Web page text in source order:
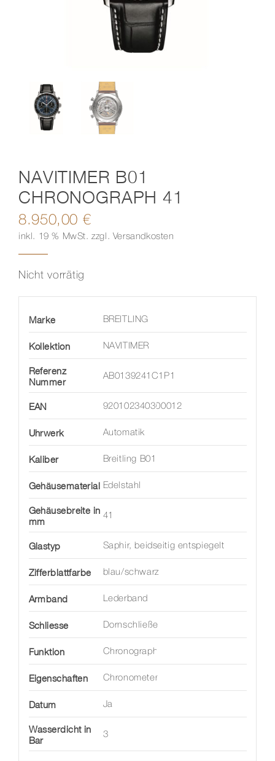
NAVITIMER B01
CHRONOGRAPH 41
8.950,00 €
inkl. 19 % MwSt. zzgl. Versandkosten
Nicht vorrätig
Marke BREITLING
Kollektion NAVITIMER
Referenz
Nummer
AB0139241C1P1
EAN 920102340300012
Uhrwerk Automatik
Kaliber Breitling B01
Gehäusematerial Edelstahl
Gehäusebreite in
mm
41
Glastyp Saphir, beidseitig entspiegelt
Zifferblattfarbe blau/schwarz
Armband Lederband
Schliesse Dornschließe
Funktion Chronograph
Eigenschaften Chronometer
Datum Ja
Wasserdicht in
Bar
3